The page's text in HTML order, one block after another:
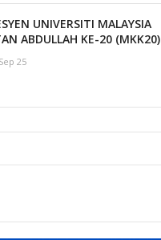
UNIVERSITI MALAYSIA
ABDULLAH KE-20 (MKK20)
25